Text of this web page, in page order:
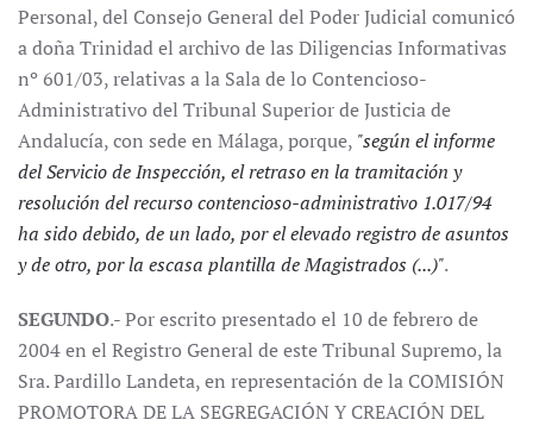
Personal, del Consejo General del Poder Judicial comunicó
a doña Trinidad el archivo de las Diligencias Informativas
nº 601/03, relativas a la Sala de lo Contencioso-
Administrativo del Tribunal Superior de Justicia de
Andalucía, con sede en Málaga, porque, "según el informe
del Servicio de Inspección, el retraso en la tramitación y
resolución del recurso contencioso-administrativo 1.017/94
ha sido debido, de un lado, por el elevado registro de asuntos
y de otro, por la escasa plantilla de Magistrados (...)".
SEGUNDO.- Por escrito presentado el 10 de febrero de
2004 en el Registro General de este Tribunal Supremo, la
Sra. Pardillo Landeta, en representación de la COMISIÓN
PROMOTORA DE LA SEGREGACIÓN Y CREACIÓN DEL